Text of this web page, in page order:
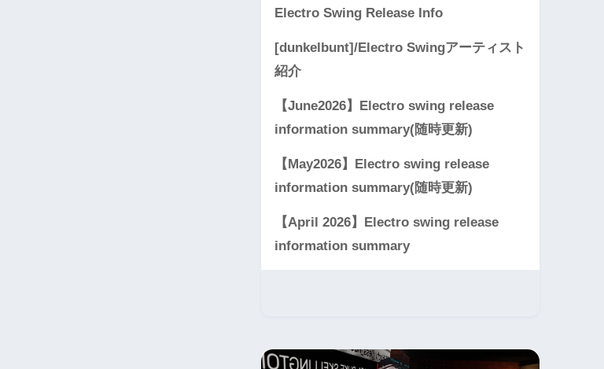
Electro Swing Release Info
[dunkelbunt]/Electro Swingアーティスト
紹介
【June2026】Electro swing release
information summary(随時更新)
【May2026】Electro swing release
information summary(随時更新)
【April 2026】Electro swing release
information summary